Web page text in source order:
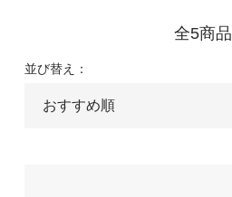
全5商品
並び替え：